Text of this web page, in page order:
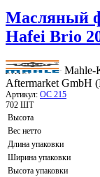
Масляный
Hafei Brio
Mahle-
Aftermarket GmbH
Артикул: OC 215
702 ШТ
Высота
Вес нетто
Длина упаковки
Ширина упаковки
Высота упаковки